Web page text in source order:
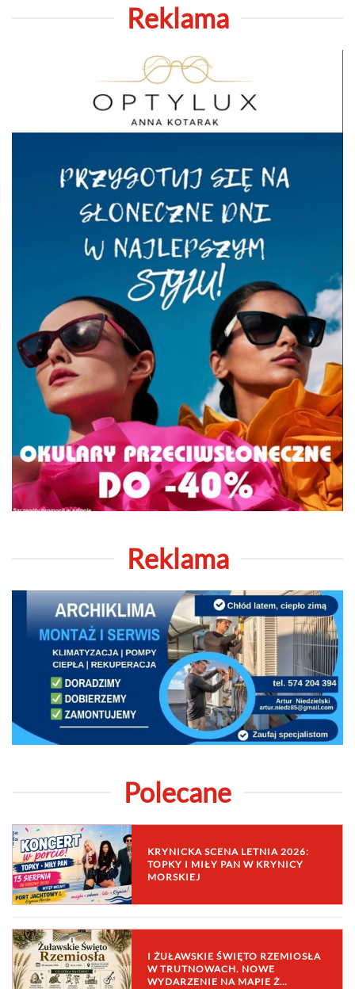
Reklama
Reklama
Polecane
KRYNICKA SCENA LETNIA 2026:
TOPKY I MIŁY PAN W KRYNICY
MORSKIEJ
I ŻUŁAWSKIE ŚWIĘTO RZEMIOSŁA
W TRUTNOWACH. NOWE
WYDARZENIE NA MAPIE Ż…